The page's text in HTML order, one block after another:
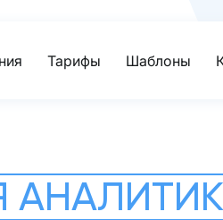
Тарифы Шаблоны